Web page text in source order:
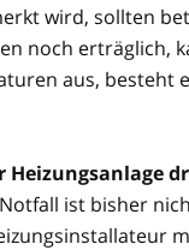
wird, sollten
noch erträglich,
aus, besteht
ist bisher